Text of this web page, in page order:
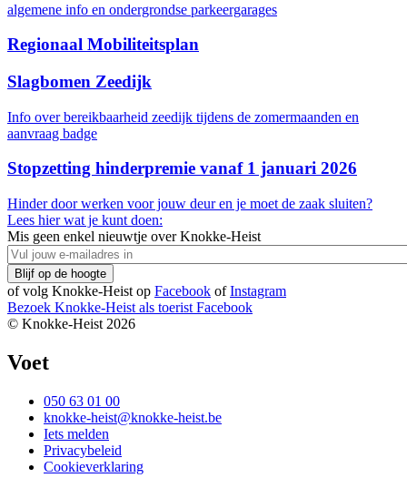
algemene info en ondergrondse parkeergarages
Regionaal Mobiliteitsplan
Slagbomen Zeedijk
Info over bereikbaarheid zeedijk tijdens de zomermaanden en
aanvraag badge
Stopzetting hinderpremie vanaf 1 januari 2026
Hinder door werken voor jouw deur en je moet de zaak sluiten?
Lees hier wat je kunt doen:
Mis geen enkel nieuwtje over Knokke-Heist
of volg Knokke-Heist op Facebook ofInstagram
Bezoek Knokke-Heist als toerist Facebook
© Knokke-Heist 2026
Voet
050 63 01 00
knokke-heist@knokke-heist.be
Iets melden
Privacybeleid
Cookieverklaring